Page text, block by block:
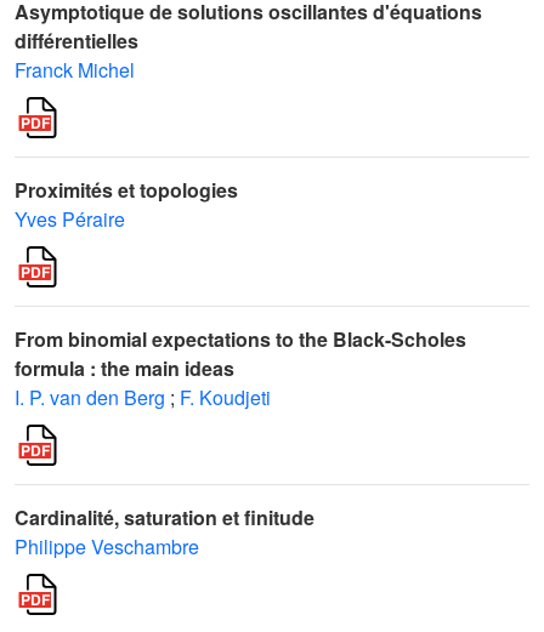
Asymptotique de solutions oscillantes d'équations
différentielles
Franck Michel
Proximités et topologies
Yves Péraire
From binomial expectations to the Black-Scholes
formula : the main ideas
I. P. van den Berg ; F. Koudjeti
Cardinalité, saturation et finitude
Philippe Veschambre